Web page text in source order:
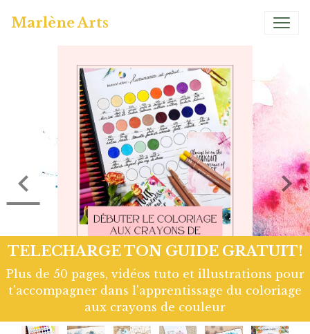
Marlène Arts
TELECHARGE TON GUIDE GRATUIT!
Plus de 50 pages, vidéos tuto et illustrations pour
t'accompagner dans l'apprentissage du coloriage
aux crayons de couleur